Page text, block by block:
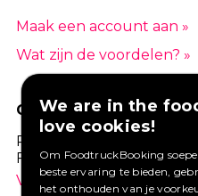
Maak een account aan »
Wat zijn de voordelen? »
GOED VERZEKERD
Profiteer van een
Foodtruckbooking.
Vraag een offerte aan.
We are in the
love cookies!
Om FoodtruckBooking
beste ervaring te bieden,
het onthouden van je